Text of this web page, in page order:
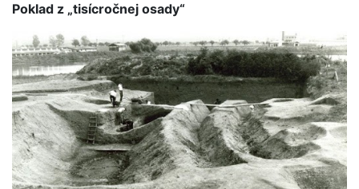
Poklad z „tisícročnej osady“